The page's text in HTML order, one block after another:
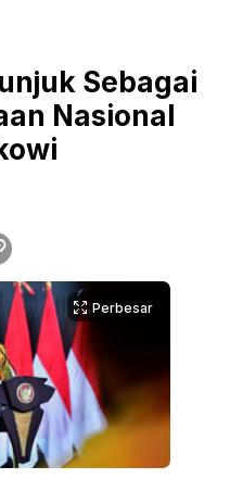
Sebagai
Nasional
Perbesar